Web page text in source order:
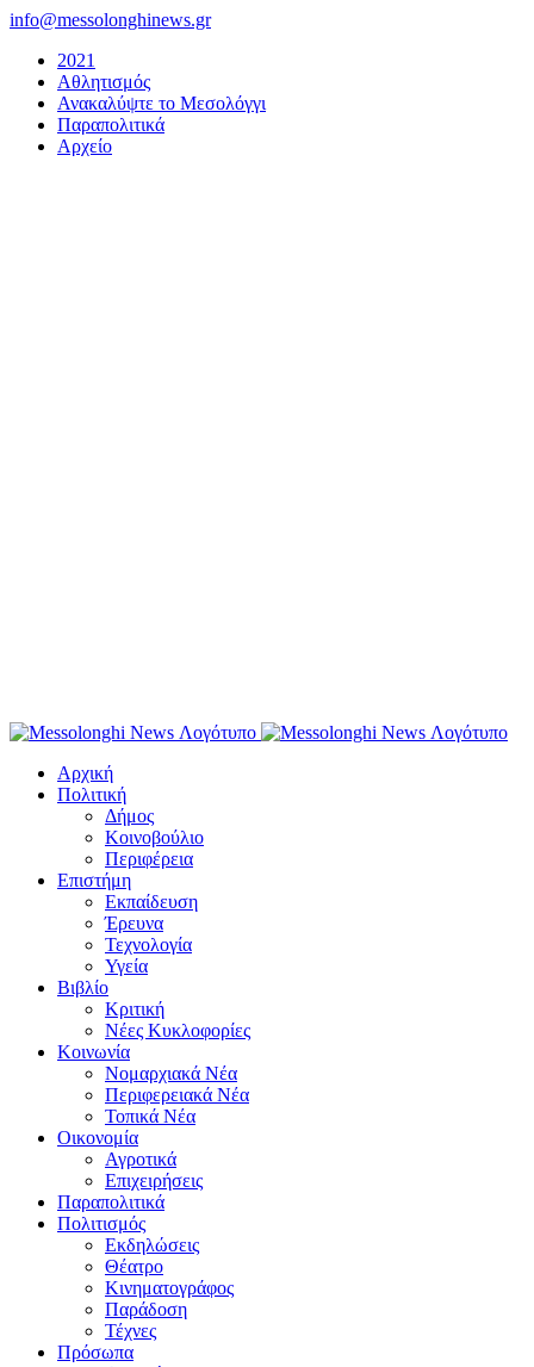
Μετάβαση
περιεχόμενο
info@messolonghinews.gr
2021
Αθλητισμός
Ανακαλύψτε το Μεσολόγγι
Παραπολιτικά
Αρχείο
Αρχική
Πολιτική
Δήμος
Κοινοβούλιο
Περιφέρεια
Επιστήμη
Εκπαίδευση
Έρευνα
Τεχνολογία
Υγεία
Βιβλίο
Κριτική
Νέες Κυκλοφορίες
Κοινωνία
Νομαρχιακά Νέα
Περιφερειακά Νέα
Τοπικά Νέα
Οικονομία
Αγροτικά
Επιχειρήσεις
Παραπολιτικά
Πολιτισμός
Εκδηλώσεις
Θέατρο
Κινηματογράφος
Παράδοση
Τέχνες
Πρόσωπα